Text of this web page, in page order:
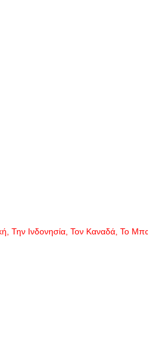
Την Ινδονησία, Τον Καναδά, Το